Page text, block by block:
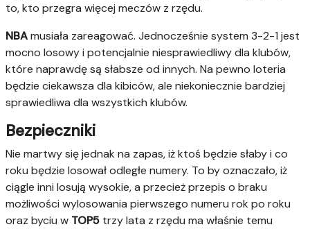
to, kto przegra więcej meczów z rzędu.
NBAmusiała zareagować. Jednocześnie system 3-2-1 jest
mocno losowy i potencjalnie niesprawiedliwy dla klubów,
które naprawdę są słabsze od innych. Na pewno loteria
będzie ciekawsza dla kibiców, ale niekoniecznie bardziej
sprawiedliwa dla wszystkich klubów.
Bezpieczniki
Nie martwy się jednak na zapas, iż ktoś będzie słaby i co
roku będzie losował odległe numery. To by oznaczało, iż
ciągle inni losują wysokie, a przecież przepis o braku
możliwości wylosowania pierwszego numeru rok po roku
oraz byciu w TOP5 trzy lata z rzędu ma właśnie temu